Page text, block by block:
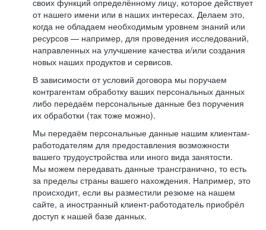
своих функций определённому лицу, которое действует
от нашего имени или в наших интересах. Делаем это,
когда не обладаем необходимым уровнем знаний или
ресурсов — например, для проведения исследований,
направленных на улучшение качества и/или создания
новых наших продуктов и сервисов.
В зависимости от условий договора мы поручаем
контрагентам обработку ваших персональных данных
либо передаём персональные данные без поручения
их обработки (так тоже можно).
Мы передаём персональные данные нашим клиентам-
работодателям для предоставления возможности
вашего трудоустройства или иного вида занятости.
Мы можем передавать данные трансгранично, то есть
за пределы страны вашего нахождения. Например, это
происходит, если вы разместили резюме на нашем
сайте, а иностранный клиент-работодатель приобрёл
доступ к нашей базе данных.